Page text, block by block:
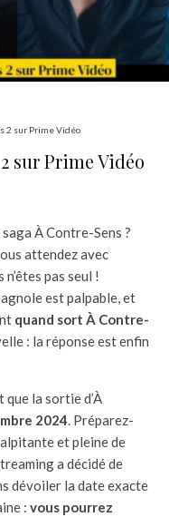
2 sur Prime Vidéo
sur Prime Vidéo
À Contre-Sens ?
attendez avec
pas seul !
est palpable, et
quand sort À Contre-
: la réponse est enfin
la sortie d’À
2024. Préparez-
et pleine de
a décidé de
dévoiler la date exacte
: vous pourrez